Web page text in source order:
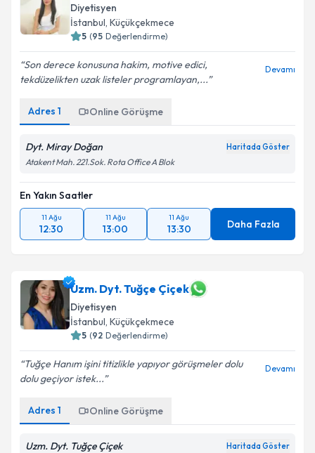
Kişisel verilerimin işlenmesine ilişkin
Aydınlatma
Metni'ni okudum ve kişisel verilerimin belirtilen
Takvim Talebini Gönder
Diyetisyen
İstanbul, Küçükçekmece
5 (95 Değerlendirme)
Son derece konusuna hakim, motive edici,
tekdüzelikten uzak listeler programlayan,...
Devamı
Adres 1 Online Görüşme
Dyt. Miray Doğan Haritada Göster
Atakent Mah. 221.Sok. Rota Office A Blok
En Yakın Saatler
11 Ağu
12:30
11 Ağu
13:00
11 Ağu
13:30 Daha Fazla
Uzm. Dyt. Tuğçe Çiçek
Diyetisyen
İstanbul, Küçükçekmece
5 (92 Değerlendirme)
Tuğçe Hanım işini titizlikle yapıyor görüşmeler dolu
dolu geçiyor istek...
Devamı
Adres 1 Online Görüşme
Uzm. Dyt. Tuğçe Çiçek Haritada Göster